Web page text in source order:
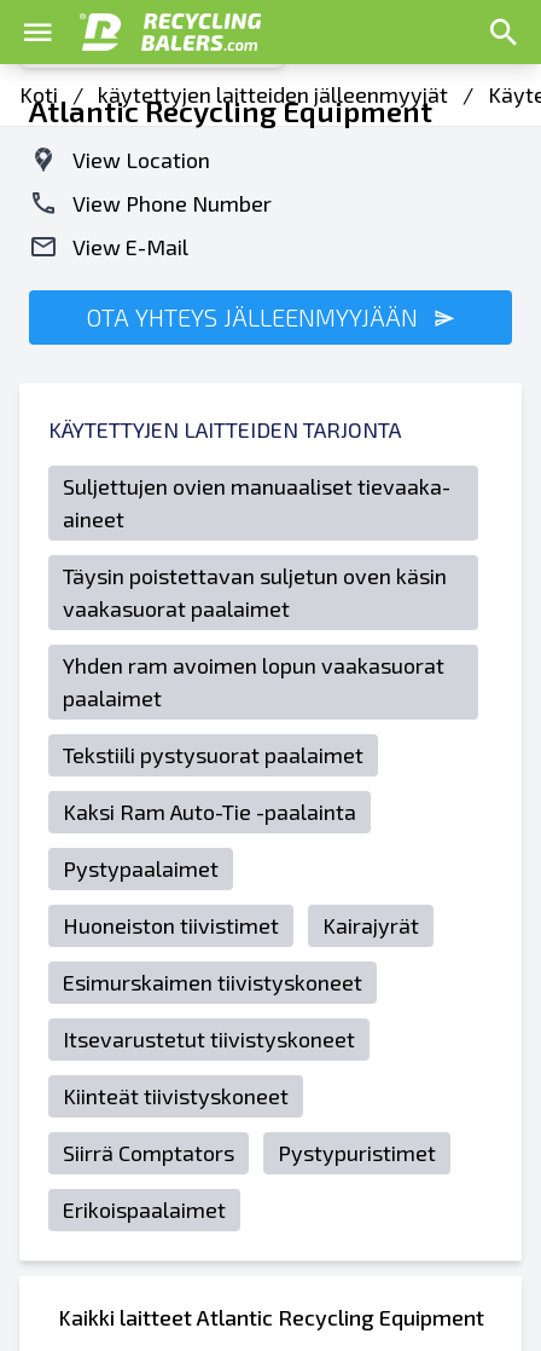
Koti / käytettyjen laitteiden jälleenmyyjät /
Atlantic Recycling Equipment
View Location
View Phone Number
View E-Mail
OTA YHTEYS JÄLLEENMYYJÄÄN
KÄYTETTYJEN LAITTEIDEN TARJONTA
Suljettujen ovien manuaaliset tievaaka-
aineet
Täysin poistettavan suljetun oven käsin
vaakasuorat paalaimet
Yhden ram avoimen lopun vaakasuorat
paalaimet
Tekstiili pystysuorat paalaimet
Kaksi Ram Auto-Tie -paalainta
Pystypaalaimet
Huoneiston tiivistimet Kairajyrät
Esimurskaimen tiivistyskoneet
Itsevarustetut tiivistyskoneet
Kiinteät tiivistyskoneet
Siirrä Comptators Pystypuristimet
Erikoispaalaimet
Kaikki laitteet Atlantic Recycling Equipment